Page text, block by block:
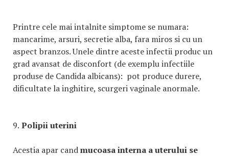
Printre cele mai intalnite simptome se numara:
mancarime, arsuri, secretie alba, fara miros si cu un
aspect branzos. Unele dintre aceste infectii produc un
grad avansat de disconfort (de exemplu infectiile
produse de Candida albicans): pot produce durere,
dificultate la inghitire, scurgeri vaginale anormale.
9. Polipii uterini
Acestia apar candmucoasa interna a uterului se